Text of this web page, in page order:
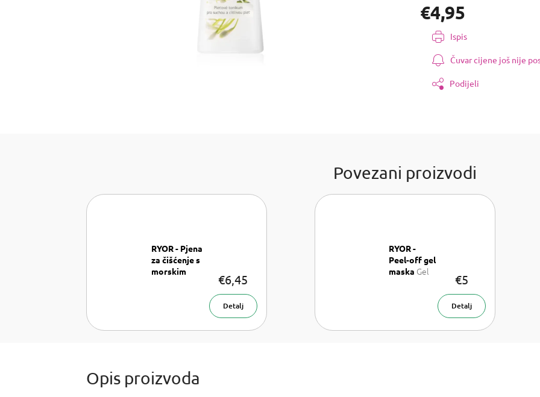
€4,95
Izmjeri
cijenu:
Ispis
Čuvar cijene još nije
Podijeli
Povezani proizvodi
RYOR - Pjena
za čišćenje s
morskim
€6,45
Detalj
RYOR -
Peel-off gel
maska Gel
€5
Detalj